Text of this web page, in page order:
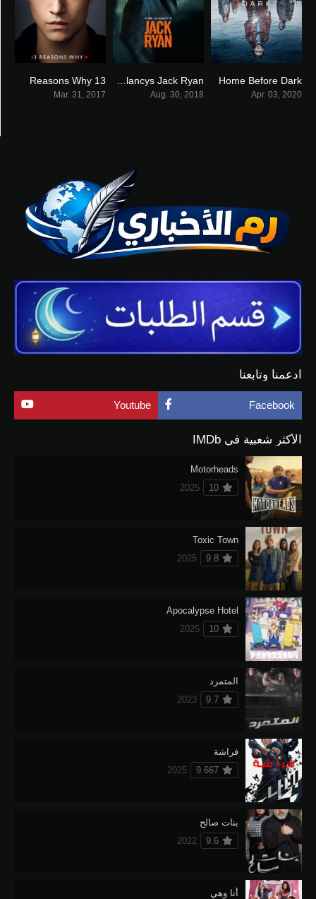
7.6
Home Before Dark
Apr. 03, 2020
7.694
Aug. 30, 2018
7.588 13 Reasons Why
Mar. 31, 2017
ادعمنا وتابعنا
Facebook
Youtube
الأكثر شعبية في IMDb
Motorheads
10
2025
Toxic Town
9.8
2025
Apocalypse Hotel
10
2025
المتمرد
9.7
2023
فراشة
9.667
2025
بنات صالح
9.6
2022
أنا وهي